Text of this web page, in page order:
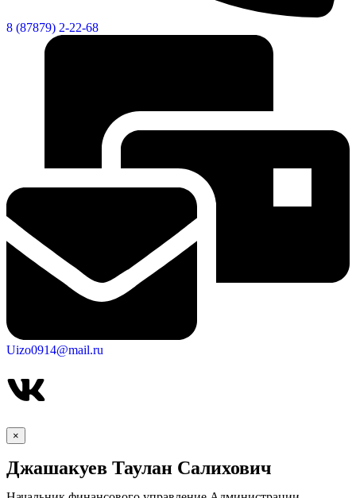
Городская Среда
8 (87879) 2-22-68
Uizo0914@mail.ru
×
Джашакуев Таулан Салихович